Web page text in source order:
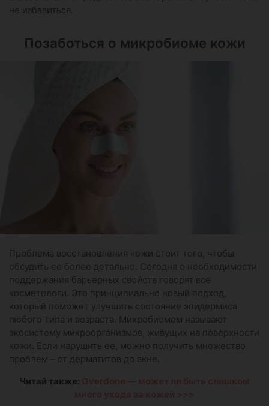
не избавиться.
Позаботься о микробиоме кожи
Проблема восстановления кожи стоит того, чтобы
обсудить ее более детально. Сегодня о необходимости
поддержания барьерных свойств говорят все
косметологи. Это принципиально новый подход,
который поможет улучшить состояние эпидермиса
любого типа и возраста. Микробиомом называют
экосистему микроорганизмов, живущих на поверхности
кожи. Если нарушить ее, можно получить множество
проблем – от дерматитов до акне.
Читай также: